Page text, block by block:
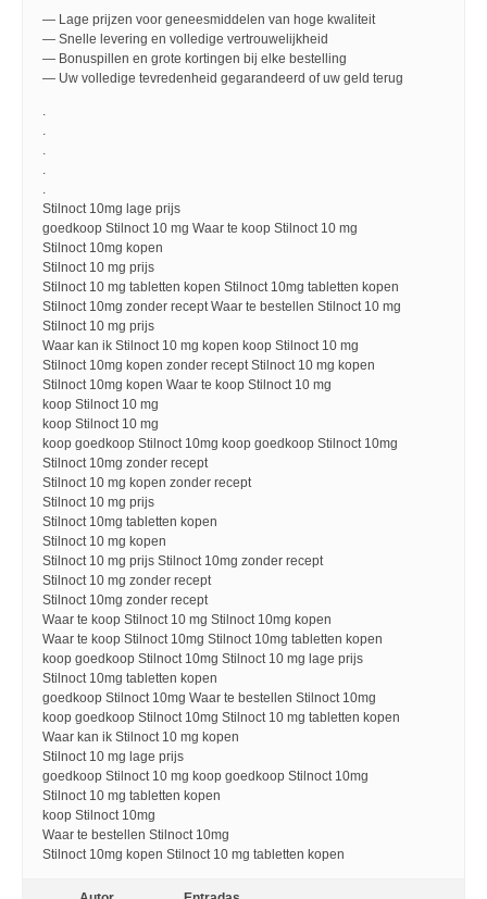
— Lage prijzen voor geneesmiddelen van hoge kwaliteit
— Snelle levering en volledige vertrouwelijkheid
— Bonuspillen en grote kortingen bij elke bestelling
— Uw volledige tevredenheid gegarandeerd of uw geld terug
.
.
.
.
.
Stilnoct 10mg lage prijs
goedkoop Stilnoct 10 mg Waar te koop Stilnoct 10 mg
Stilnoct 10mg kopen
Stilnoct 10 mg prijs
Stilnoct 10 mg tabletten kopen Stilnoct 10mg tabletten kopen
Stilnoct 10mg zonder recept Waar te bestellen Stilnoct 10 mg
Stilnoct 10 mg prijs
Waar kan ik Stilnoct 10 mg kopen koop Stilnoct 10 mg
Stilnoct 10mg kopen zonder recept Stilnoct 10 mg kopen
Stilnoct 10mg kopen Waar te koop Stilnoct 10 mg
koop Stilnoct 10 mg
koop Stilnoct 10 mg
koop goedkoop Stilnoct 10mg koop goedkoop Stilnoct 10mg
Stilnoct 10mg zonder recept
Stilnoct 10 mg kopen zonder recept
Stilnoct 10 mg prijs
Stilnoct 10mg tabletten kopen
Stilnoct 10 mg kopen
Stilnoct 10 mg prijs Stilnoct 10mg zonder recept
Stilnoct 10 mg zonder recept
Stilnoct 10mg zonder recept
Waar te koop Stilnoct 10 mg Stilnoct 10mg kopen
Waar te koop Stilnoct 10mg Stilnoct 10mg tabletten kopen
koop goedkoop Stilnoct 10mg Stilnoct 10 mg lage prijs
Stilnoct 10mg tabletten kopen
goedkoop Stilnoct 10mg Waar te bestellen Stilnoct 10mg
koop goedkoop Stilnoct 10mg Stilnoct 10 mg tabletten kopen
Waar kan ik Stilnoct 10 mg kopen
Stilnoct 10 mg lage prijs
goedkoop Stilnoct 10 mg koop goedkoop Stilnoct 10mg
Stilnoct 10 mg tabletten kopen
koop Stilnoct 10mg
Waar te bestellen Stilnoct 10mg
Stilnoct 10mg kopen Stilnoct 10 mg tabletten kopen